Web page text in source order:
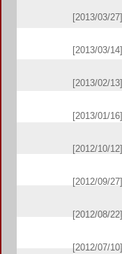
[2013/03/27]
[2013/03/14]
[2013/02/13]
[2013/01/16]
[2012/10/12]
[2012/09/27]
[2012/08/22]
[2012/07/10]